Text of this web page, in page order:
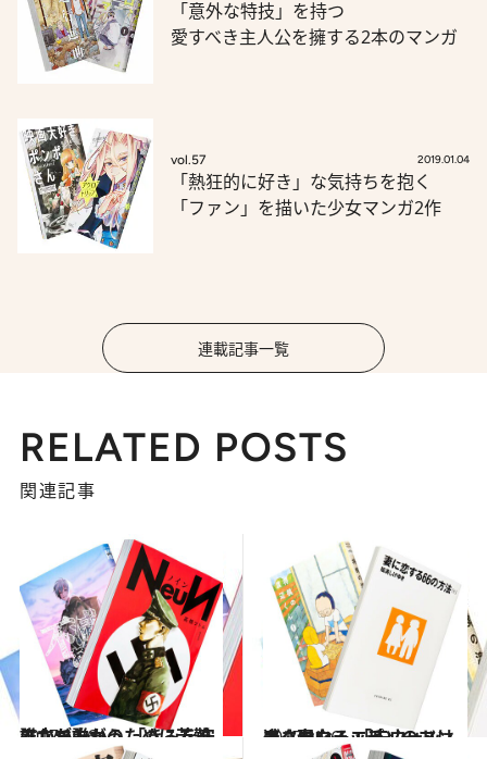
「意外な特技」を持つ
愛すべき主人公を擁する2本のマンガ
vol.57 2019.01.04
「熱狂的に好き」な気持ちを抱く
「ファン」を描いた少女マンガ2作
連載記事一覧
RELATED POSTS
関連記事
2017.12.6
誰かが誰かのために苦難に立ち向かう 「きみを守る」マンガ
カルチャー 2017.11.6
ネタになるエピソードは逃さない！ 「夫ウォッチ、妻ウォッチ」のマンガ
カルチャー